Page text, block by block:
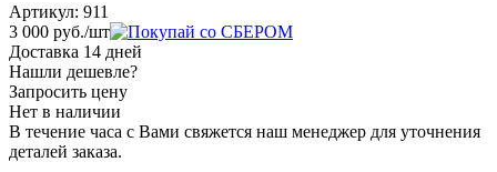
Артикул: 911
3 000 руб./шт
Доставка 14 дней
Нашли дешевле?
Запросить цену
Нет в наличии
В течение часа с Вами свяжется наш менеджер для уточнения
деталей заказа.